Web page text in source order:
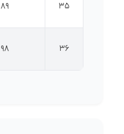
35
89
36
98